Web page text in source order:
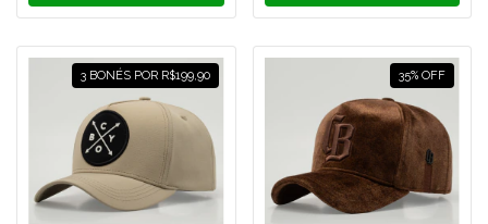
3 BONÉS POR R$199,90 35% OFF